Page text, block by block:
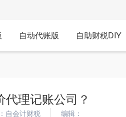
自动代账版 自助财税DIY
理记账公司？
自会计财税 编辑：